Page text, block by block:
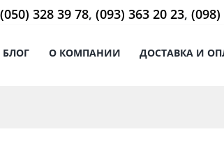
(050) 328 39 78, (093) 363 20 23,
БЛОГ О КОМПАНИИ ДОСТАВКА И